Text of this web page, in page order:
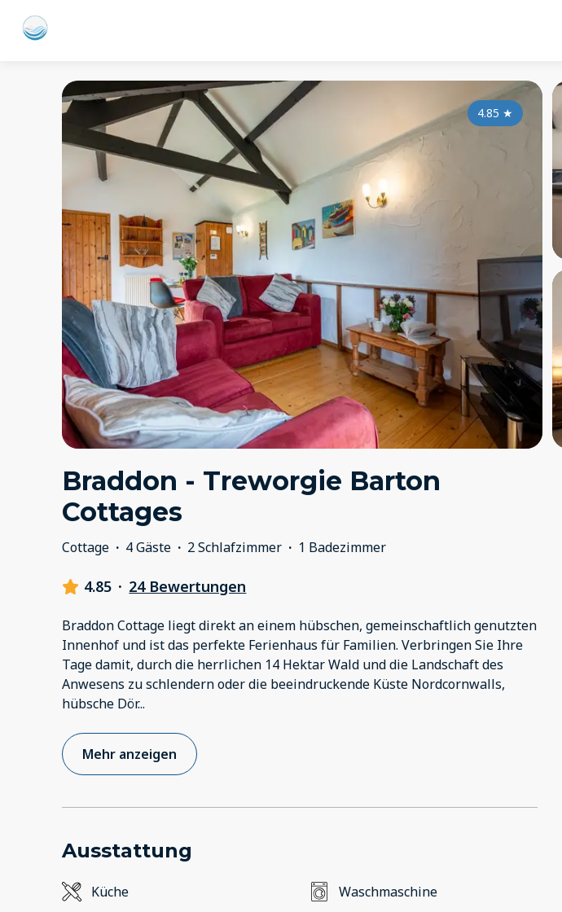
4.85 ★
Braddon - Treworgie Barton
Cottages
Cottage · 4 Gäste · 2 Schlafzimmer · 1 Badezimmer
4.85 · 24 Bewertungen
Braddon Cottage liegt direkt an einem hübschen, gemeinschaftlich genutzten
Innenhof und ist das perfekte Ferienhaus für Familien. Verbringen Sie Ihre
Tage damit, durch die herrlichen 14 Hektar Wald und die Landschaft des
Anwesens zu schlendern oder die beeindruckende Küste Nordcornwalls,
hübsche Dör...
Mehr anzeigen
Ausstattung
Küche Waschmaschine